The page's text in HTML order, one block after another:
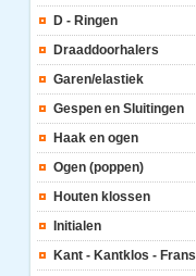
D - Ringen
Draaddoorhalers
Garen/elastiek
Gespen en Sluitingen
Haak en ogen
Ogen (poppen)
Houten klossen
Initialen
Kant - Kantklos - Frans